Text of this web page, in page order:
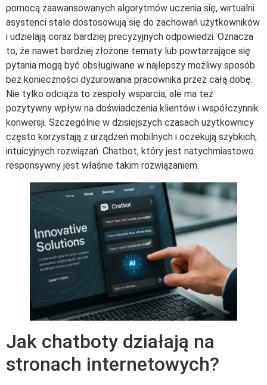
pomocą zaawansowanych algorytmów uczenia się, wirtualni
asystenci stale dostosowują się do zachowań użytkowników
i udzielają coraz bardziej precyzyjnych odpowiedzi. Oznacza
to, że nawet bardziej złożone tematy lub powtarzające się
pytania mogą być obsługiwane w najlepszy możliwy sposób
bez konieczności dyżurowania pracownika przez całą dobę.
Nie tylko odciąża to zespoły wsparcia, ale ma też
pozytywny wpływ na doświadczenia klientów i współczynnik
konwersji. Szczególnie w dzisiejszych czasach użytkownicy
często korzystają z urządzeń mobilnych i oczekują szybkich,
intuicyjnych rozwiązań. Chatbot, który jest natychmiastowo
responsywny jest właśnie takim rozwiązaniem.
Jak chatboty działają na
stronach internetowych?